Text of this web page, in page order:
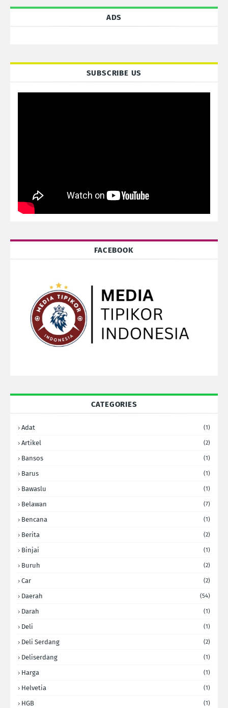
ADS
SUBSCRIBE US
FACEBOOK
CATEGORIES
Adat (1)
Artikel (2)
Bansos (1)
Barus (1)
Bawaslu (1)
Belawan (7)
Bencana (1)
Berita (2)
Binjai (1)
Buruh (2)
Car (2)
Daerah (54)
Darah (1)
Deli (1)
Deli Serdang (2)
Deliserdang (1)
Harga (1)
Helvetia (1)
HGB (1)